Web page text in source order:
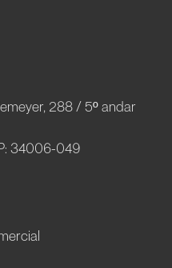
288 / 5º andar
34006-049